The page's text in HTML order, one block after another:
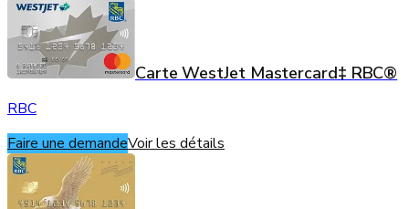
Carte WestJet Mastercard‡ RBC®
RBC
Faire une demandeVoir les détails